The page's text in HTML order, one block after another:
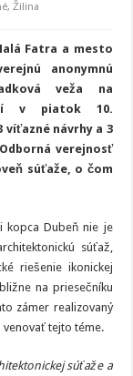
,Žilina
Fatra a mesto
anonymnú
veža na
v piatok 10.
návrhy a 3
verejnosť
súťaže, o čom
kopca Dubeň nie je
súťaž,
riešenie ikonickej
na priesečníku
zámer realizovaný
venovať tejto téme.
súťaže a